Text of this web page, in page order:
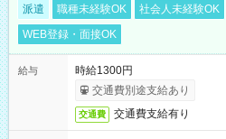
派遣 職種未経験OK 社会人未経験OK
WEB登録・面接OK
給与
時給1300円
交通費別途支給あり
交通費 交通費支給有り